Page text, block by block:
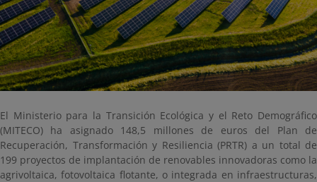
El Ministerio para la Transición Ecológica y el Reto Demográfico
(MITECO) ha asignado 148,5 millones de euros del Plan de
Recuperación, Transformación y Resiliencia (PRTR) a un total de
199 proyectos de implantación de renovables innovadoras como la
agrivoltaica, fotovoltaica flotante, o integrada en infraestructuras,